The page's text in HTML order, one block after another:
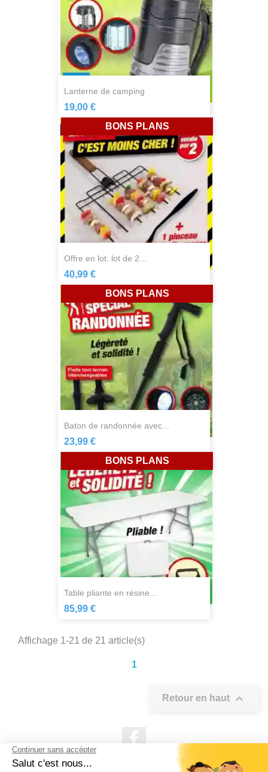
lanterne de camping
19,00 €
offre en lot: lot de 2...
40,99 €
BONS PLANS
baton de randonnée avec...
23,99 €
BONS PLANS
table pliante en résine...
85,99 €
BONS PLANS
Affichage 1-21 de 21 article(s)
1
Retour en haut 